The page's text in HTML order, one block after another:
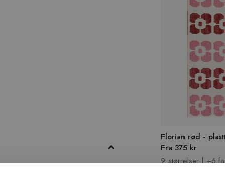
Florian rød -
Fra 375 kr
9 størrelser | +6
genanvendte materialer. Her